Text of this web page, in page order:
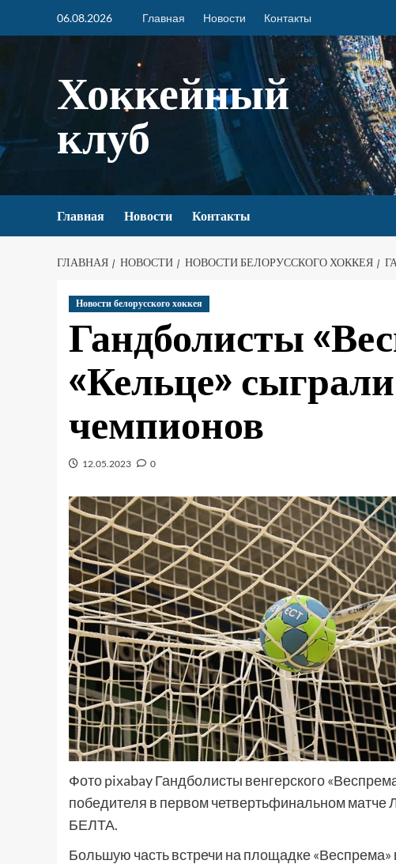
06.08.2026 Главная Новости Контакты
Хоккейный
клуб
Главная Новости Контакты
ГЛАВНАЯ НОВОСТИ НОВОСТИ БЕЛОРУССКОГО ХОККЕЯ
Новости белорусского хоккея
Гандболисты
«Кельце»
чемпионов
12.05.2023 0
Фото pixabay Гандболисты венгерского
победителя в первом четвертьфинальном матче
БЕЛТА.
Большую часть встречи на площадке